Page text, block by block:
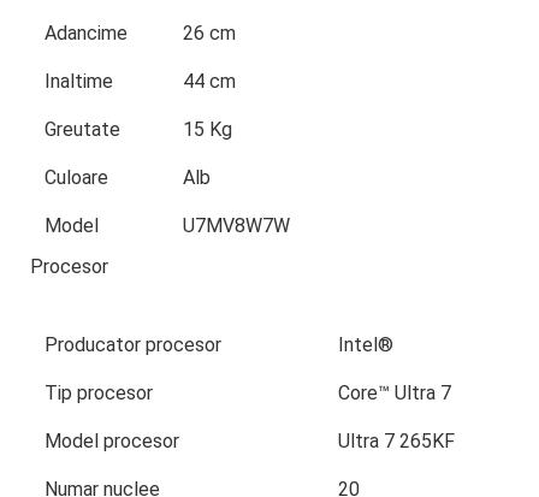
Adancime 26 cm
Inaltime 44 cm
Greutate 15 Kg
Culoare Alb
Model
U7MV8W7W
Procesor
Producator procesor Intel®
Tip procesor Core™ Ultra 7
Model procesor Ultra 7 265KF
Numar nuclee 20